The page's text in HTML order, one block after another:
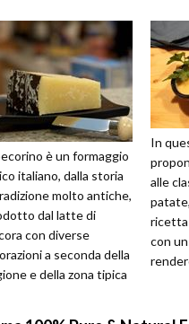
è un formaggio
italiano, dalla storia
molto antiche,
dal latte di
con diverse
a seconda della
e della zona tipica
In
alle
ricetta
con